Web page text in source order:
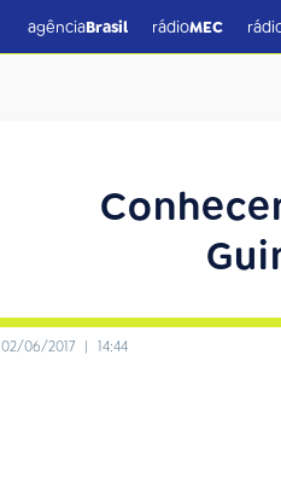
agênciaBrasil rádioMEC
02/06/2017 | 14:44